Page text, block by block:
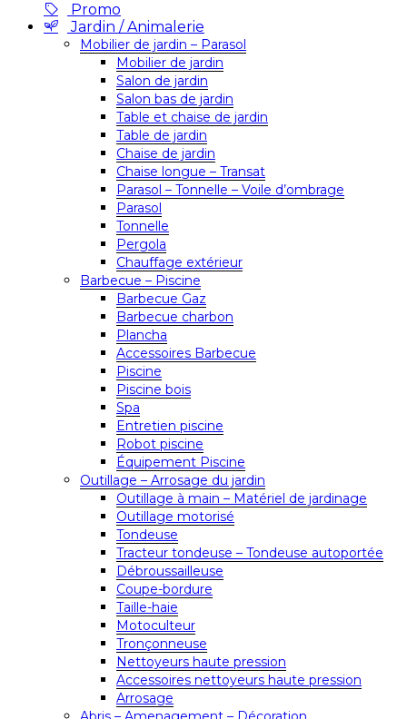
Promo
Jardin / Animalerie
Mobilier de jardin – Parasol
Mobilier de jardin
Salon de jardin
Salon bas de jardin
Table et chaise de jardin
Table de jardin
Chaise de jardin
Chaise longue – Transat
Parasol – Tonnelle – Voile d’ombrage
Parasol
Tonnelle
Pergola
Chauffage extérieur
Barbecue – Piscine
Barbecue Gaz
Barbecue charbon
Plancha
Accessoires Barbecue
Piscine
Piscine bois
Spa
Entretien piscine
Robot piscine
Équipement Piscine
Outillage – Arrosage du jardin
Outillage à main – Matériel de jardinage
Outillage motorisé
Tondeuse
Tracteur tondeuse – Tondeuse autoportée
Débroussailleuse
Coupe-bordure
Taille-haie
Motoculteur
Tronçonneuse
Nettoyeurs haute pression
Accessoires nettoyeurs haute pression
Arrosage